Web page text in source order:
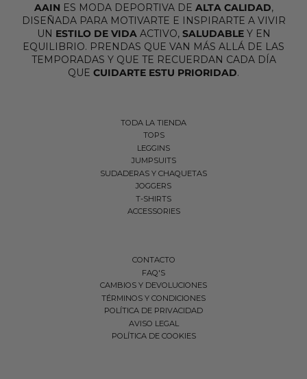
AAIN ES MODA DEPORTIVA DE ALTA CALIDAD,
DISEÑADA PARA MOTIVARTE E INSPIRARTE A VIVIR
UN ESTILO DE VIDA ACTIVO, SALUDABLEY EN
EQUILIBRIO. PRENDAS QUE VAN MÁS ALLÁ DE LAS
TEMPORADAS Y QUE TE RECUERDAN CADA DÍA
QUE CUIDARTE ESTU PRIORIDAD.
TODA LA TIENDA
TOPS
LEGGINS
JUMPSUITS
SUDADERAS Y CHAQUETAS
JOGGERS
T-SHIRTS
ACCESSORIES
CONTACTO
FAQ'S
CAMBIOS Y DEVOLUCIONES
TÉRMINOS Y CONDICIONES
POLÍTICA DE PRIVACIDAD
AVISO LEGAL
POLÍTICA DE COOKIES